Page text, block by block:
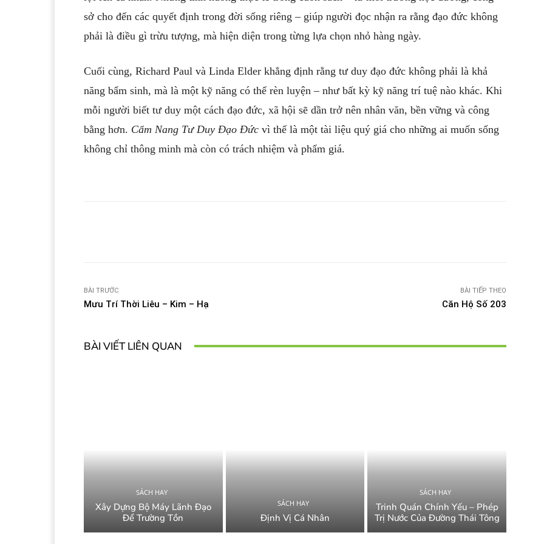
sở cho đến các quyết định trong đời sống riêng – giúp người đọc nhận ra rằng đạo đức không
phải là điều gì trừu tượng, mà hiện diện trong từng lựa chọn nhỏ hàng ngày.
Cuối cùng, Richard Paul và Linda Elder khẳng định rằng tư duy đạo đức không phải là khả
năng bẩm sinh, mà là một kỹ năng có thể rèn luyện – như bất kỳ kỹ năng trí tuệ nào khác. Khi
mỗi người biết tư duy một cách đạo đức, xã hội sẽ dần trở nên nhân văn, bền vững và công
bằng hơn. Cẩm Nang Tư Duy Đạo Đức vì thế là một tài liệu quý giá cho những ai muốn sống
không chỉ thông minh mà còn có trách nhiệm và phẩm giá.
BÀI TRƯỚC
Mưu Trí Thời Liêu – Kim – Hạ
BÀI TIẾP THEO
Căn Hộ Số 203
BÀI VIẾT LIÊN QUAN
SÁCH HAY
Xây Dựng Bộ Máy Lãnh Đạo
Để Trường Tồn
SÁCH HAY
Định Vị Cá Nhân
SÁCH HAY
Trinh Quán Chính Yếu – Phép
Trị Nước Của Đường Thái Tông